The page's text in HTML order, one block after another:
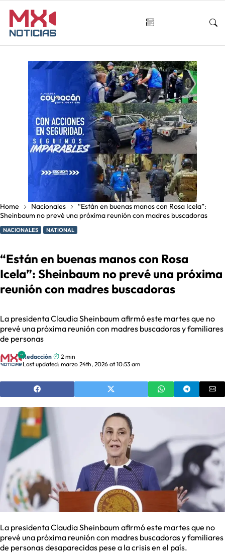
Home Nacionales
“Están en buenas manos con Rosa Icela”:
Sheinbaum no prevé una próxima reunión con madres buscadoras
NACIONALES NATIONAL
“Están en buenas manos con Rosa
Icela”: Sheinbaum no prevé una próxima
reunión con madres buscadoras
La presidenta Claudia Sheinbaum afirmó este martes que no
prevé una próxima reunión con madres buscadoras y familiares
de personas
Redacción
2 min
Last updated: marzo 24th, 2026 at 10:53 am
La presidenta Claudia Sheinbaum afirmó este martes que no
prevé una próxima reunión con madres buscadoras y familiares
de personas desaparecidas pese a la crisis en el país.